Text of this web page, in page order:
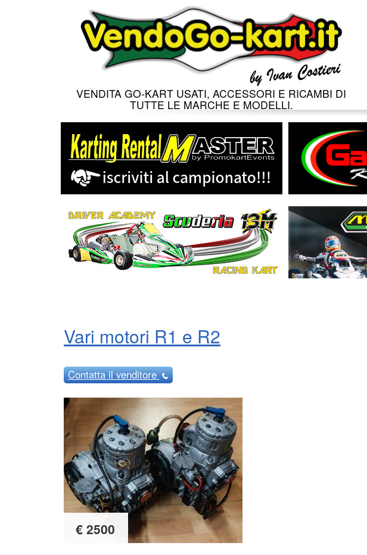
VENDITA GO-KART USATI, ACCESSORI E RICAMBI DI
TUTTE LE MARCHE E MODELLI.
Vari motori R1 e R2
Contattail venditore
€ 2500